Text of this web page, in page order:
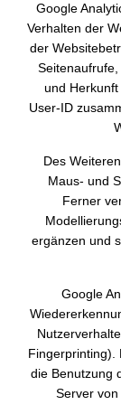
Google
Verhalten der
der
und
User-ID
Des
Maus- und
Ferner
ergänzen und
Google
Fingerprinting).
die Benutzung
Server